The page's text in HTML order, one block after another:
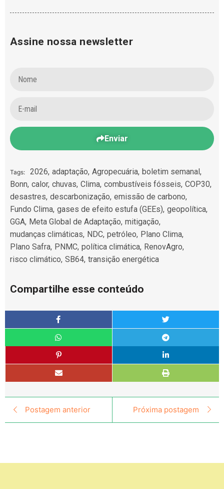
Assine nossa newsletter
Enviar
Tags: 2026, adaptação, Agropecuária, boletim semanal ,
Bonn, calor, chuvas, Clima, combustíveis fósseis, COP30,
desastres, descarbonização, emissão de carbono,
Fundo Clima, gases de efeito estufa (GEEs), geopolítica,
GGA, Meta Global de Adaptação, mitigação,
mudanças climáticas, NDC, petróleo, Plano Clima,
Plano Safra, PNMC, política climática, RenovAgro,
risco climático, SB64, transição energética
Compartilhe esse conteúdo
Postagem anterior Próxima postagem